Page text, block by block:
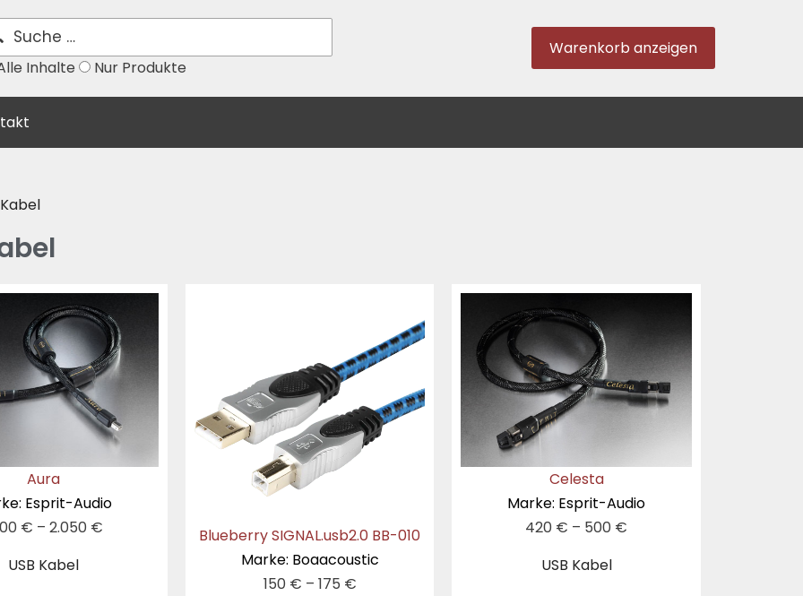
Inhalte Nur Produkte
Warenkorb anzeigen
USB Kabel
Aura
Esprit-Audio
€ –2.050 €
Blueberry SIGNAL.usb2.0 BB-010
Marke: Boaacoustic
150 € – 175 €
USB Kabel
Celesta
Marke: Esprit-Audio
420 € – 500 €